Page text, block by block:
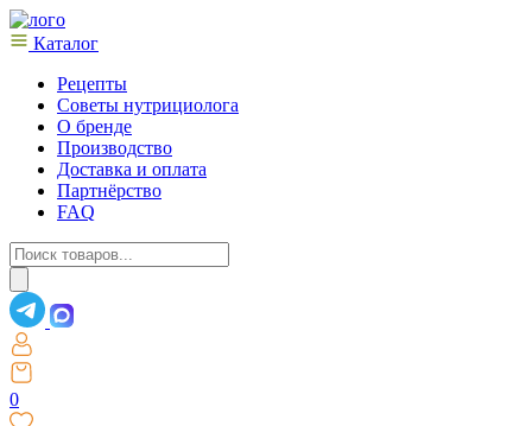
Каталог
Рецепты
Советы нутрициолога
О бренде
Производство
Доставка и оплата
Партнёрство
FAQ
Поиск
товаров
0